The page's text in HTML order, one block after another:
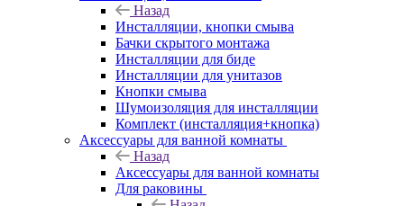
Назад
Инсталляции, кнопки смыва
Бачки скрытого монтажа
Инсталляции для биде
Инсталляции для унитазов
Кнопки смыва
Шумоизоляция для инсталляции
Комплект (инсталляция+кнопка)
Аксессуары для ванной комнаты
Назад
Аксессуары для ванной комнаты
Для раковины